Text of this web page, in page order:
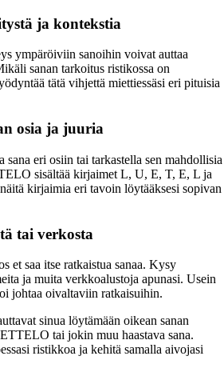
ja kontekstia
ympäröiviin sanoihin voivat auttaa
sanan tarkoitus ristikossa on
tätä vihjettä miettiessäsi eri pituisia
osia ja juuria
eri osiin tai tarkastella sen mahdollisia
sisältää kirjaimet L, U, E, T, E, L ja
kirjaimia eri tavoin löytääksesi sopivan
tai verkosta
et saa itse ratkaistua sanaa. Kysy
ja muita verkkoalustoja apunasi. Usein
johtaa oivaltaviin ratkaisuihin.
sinua löytämään oikean sanan
tai jokin muu haastava sana.
ristikkoa ja kehitä samalla aivojasi